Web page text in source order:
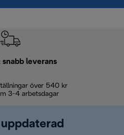
snabb leverans
över 540 kr
3-4 arbetsdagar